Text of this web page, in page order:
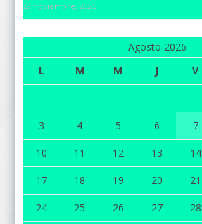
29 noviembre, 2025
Agosto 2026
L
M M J V
3 4 5 6 7
10 11 12 13 14
17 18 19 20 21
24 25 26 27 28